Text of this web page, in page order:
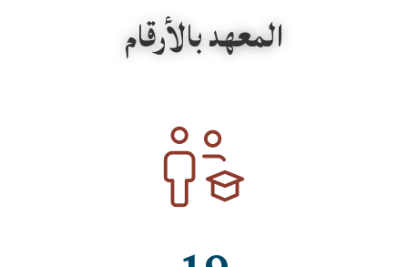
المعهد بالأرقام